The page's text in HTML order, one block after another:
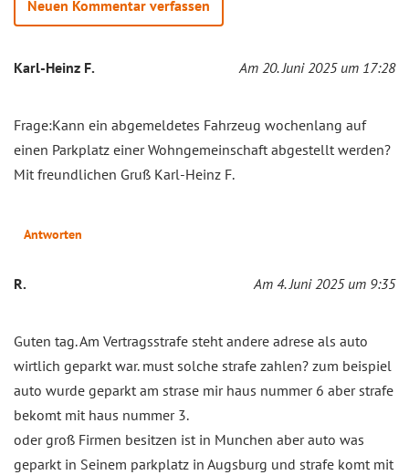
Neuen Kommentar verfassen
Karl-Heinz F. Am 20. Juni 2025 um 17:28
Frage:Kann ein abgemeldetes Fahrzeug wochenlang auf
einen Parkplatz einer Wohngemeinschaft abgestellt werden?
Mit freundlichen Gruß Karl-Heinz F.
Antworten
R. Am 4. Juni 2025 um 9:35
Guten tag. Am Vertragsstrafe steht andere adrese als auto
wirtlich geparkt war. must solche strafe zahlen? zum beispiel
auto wurde geparkt am strase mir haus nummer 6 aber strafe
bekomt mit haus nummer 3.
oder groß Firmen besitzen ist in Munchen aber auto was
geparkt in Seinem parkplatz in Augsburg und strafe komt mit